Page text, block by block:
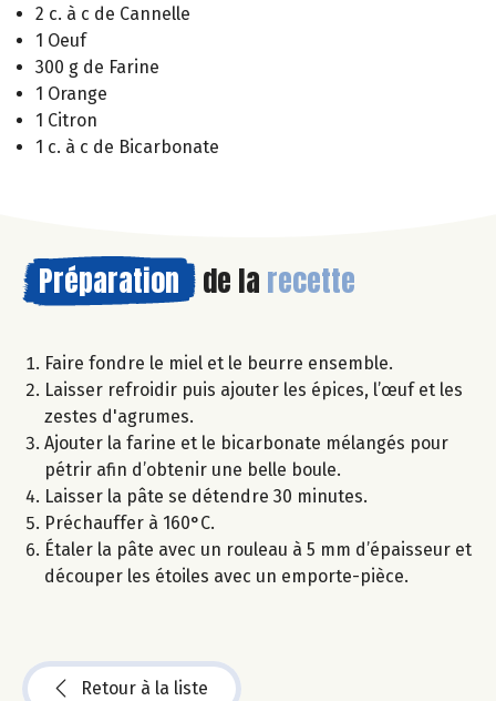
2 c. à c de Cannelle
1 Oeuf
300 g de Farine
1 Orange
1 Citron
1 c. à c de Bicarbonate
Préparation de la recette
Faire fondre le miel et le beurre ensemble.
Laisser refroidir puis ajouter les épices, l’œuf et les
zestes d'agrumes.
Ajouter la farine et le bicarbonate mélangés pour
pétrir afin d’obtenir une belle boule.
Laisser la pâte se détendre 30 minutes.
Préchauffer à 160°C.
Étaler la pâte avec un rouleau à 5 mm d’épaisseur et
découper les étoiles avec un emporte-pièce.
Retour à la liste